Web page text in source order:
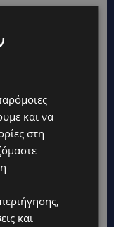
και να
στη
και